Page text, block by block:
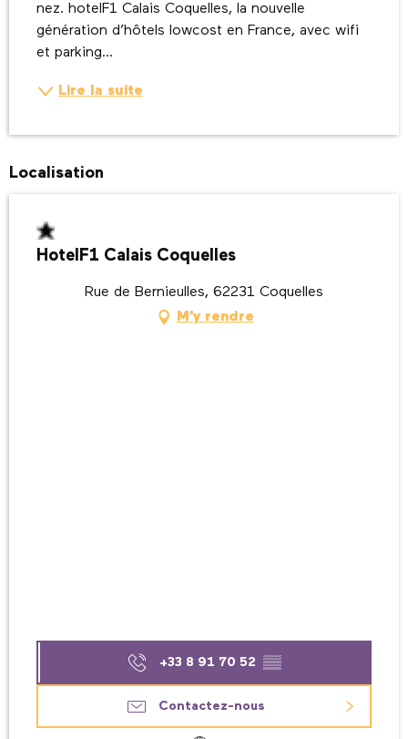
nez. hotelF1 Calais Coquelles, la nouvelle
génération d’hôtels lowcost en France, avec wifi
et parking...
Lire la suite
Localisation
HotelF1 Calais Coquelles
Rue de Bernieulles, 62231 Coquelles
M'y rendre
+33 8 91 70 52 ▒▒
Contactez-nous